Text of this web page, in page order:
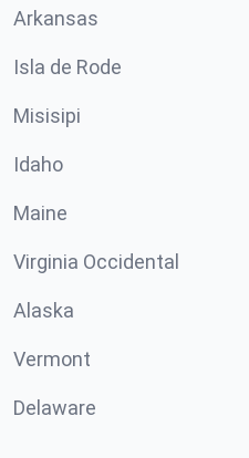
Arkansas
Isla de Rode
Misisipi
Idaho
Maine
Virginia Occidental
Alaska
Vermont
Delaware